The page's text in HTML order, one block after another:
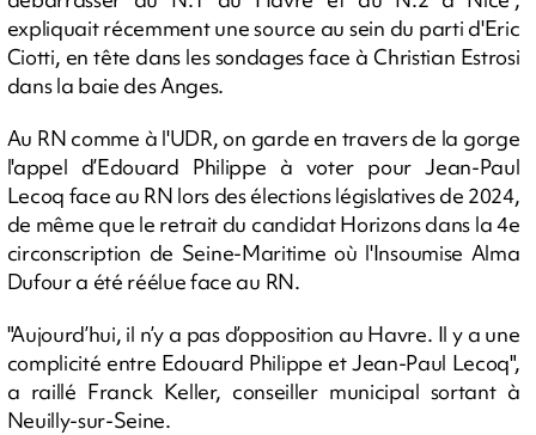
expliquait récemment une source au sein du parti d'Eric
Ciotti, en tête dans les sondages face à Christian Estrosi
dans la baie des Anges.
Au RN comme à l'UDR, on garde en travers de la gorge
l'appel d’Edouard Philippe à voter pour Jean-Paul
Lecoq face au RN lors des élections législatives de 2024,
de même que le retrait du candidat Horizons dans la 4e
circonscription de Seine-Maritime où l'Insoumise Alma
Dufour a été réélue face au RN.
"Aujourd’hui, il n’y a pas d’opposition au Havre. Il y a une
complicité entre Edouard Philippe et Jean-Paul Lecoq",
a raillé Franck Keller, conseiller municipal sortant à
Neuilly-sur-Seine.